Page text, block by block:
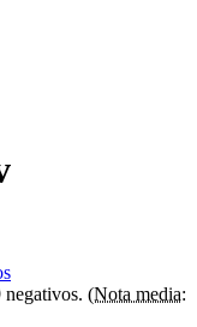
(Nota media: